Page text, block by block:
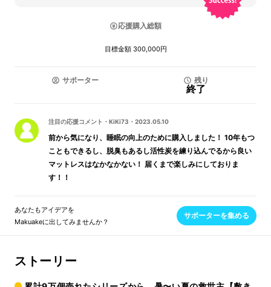
応援購入総額
目標金額 300,000円
サポーター 残り
終了
注目の応援コメント ・ KiKi73 ・ 2023.05.10
前から気になり、睡眠の向上のために購入しました！ 10年もつ
こともできるし、脱臭もあるし活性炭を練り込んでるから良い
マットレスはなかなかない！ 届くまで楽しみにしておりま
す！！
あなたもアイデアを
Makuakeに出してみませんか？
サポーターを集める
ストーリー